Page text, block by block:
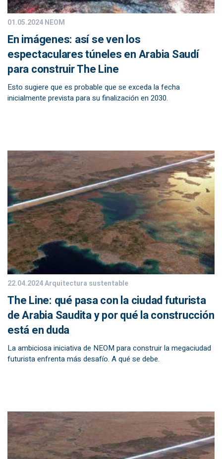
01.05.2024NEOM
En imágenes: así se ven los
espectaculares túneles en Arabia Saudí
para construir The Line
Esto sugiere que es probable que se exceda la fecha
inicialmente prevista para su finalización en 2030.
22.04.2024Arquitectura sustentable
The Line: qué pasa con la ciudad futurista
de Arabia Saudita y por qué la construcción
está en duda
La ambiciosa iniciativa de NEOM para construir la megaciudad
futurista enfrenta más desafío. A qué se debe.